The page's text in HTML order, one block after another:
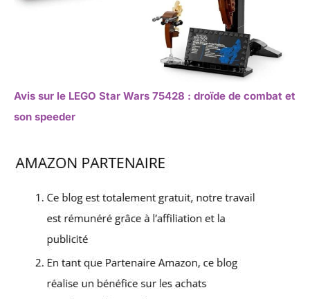
Avis sur le LEGO Star Wars 75428 : droïde de combat et
son speeder